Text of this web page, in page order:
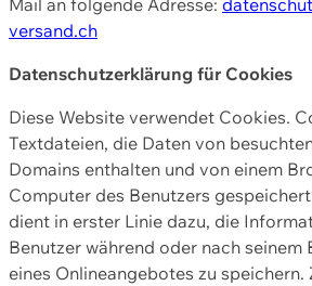
versand.ch
Datenschutzerklärung für Cookies
Diese Website verwendet Cookies.
Textdateien, die Daten von
Domains enthalten und von einem
Computer des Benutzers
dient in erster Linie dazu, die
Benutzer während oder nach seinem
eines Onlineangebotes zu speichern.